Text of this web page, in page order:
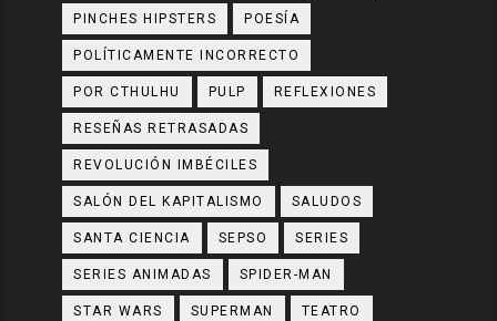
PINCHES HIPSTERS POESÍA
POLÍTICAMENTE INCORRECTO
POR CTHULHU PULP REFLEXIONES
RESEÑAS RETRASADAS
REVOLUCIÓN IMBÉCILES
SALÓN DEL KAPITALISMO SALUDOS
SANTA CIENCIA SEPSO SERIES
SERIES ANIMADAS SPIDER-MAN
STAR WARS SUPERMAN TEATRO